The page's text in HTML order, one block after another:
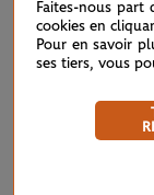
Faites-nous part
cookies en
Pour en savoir
ses tiers, vous